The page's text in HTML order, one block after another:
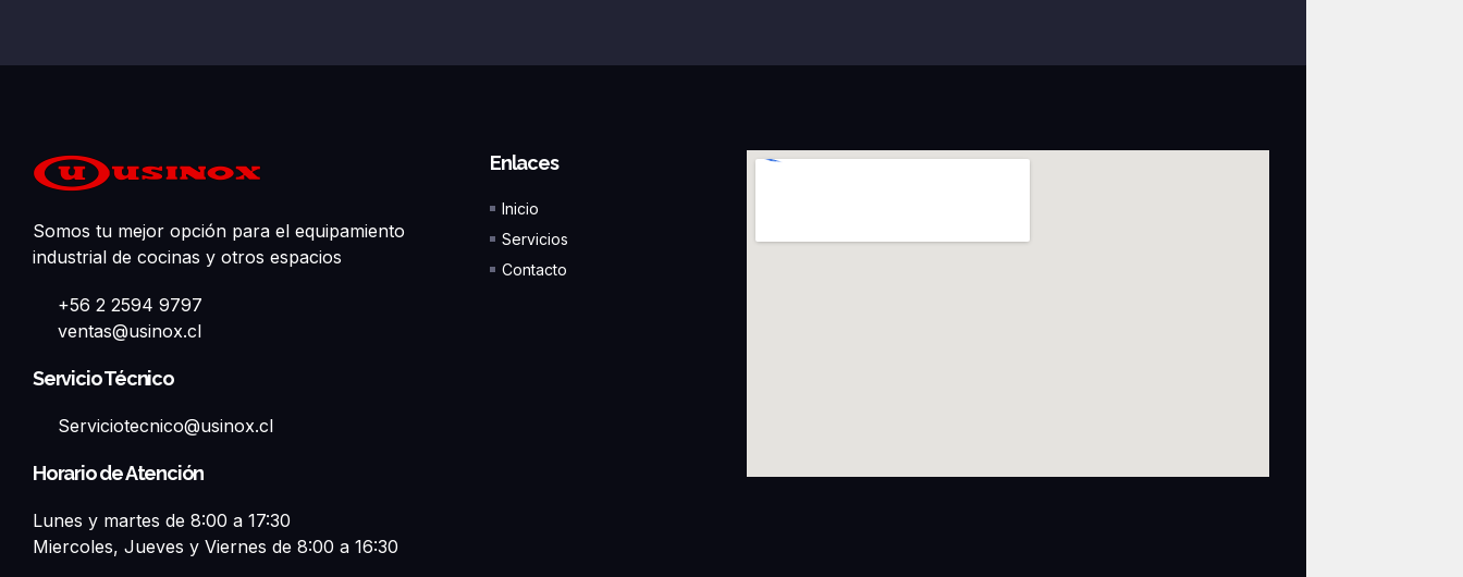
Somos tu mejor opción para el equipamiento
industrial de cocinas y otros espacios
+56 2 2594 9797
ventas@usinox.cl
Servicio Técnico
Serviciotecnico@usinox.cl
Horario de Atención
Lunes y martes de 8:00 a 17:30
Miercoles, Jueves y Viernes de 8:00 a 16:30
Enlaces
Inicio
Servicios
Contacto